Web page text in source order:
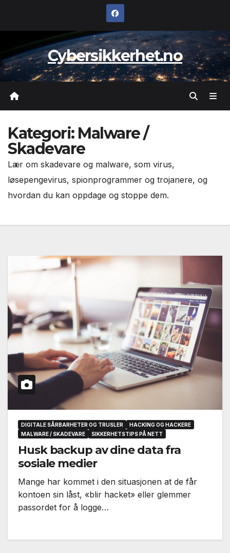
Cybersikkerhet.no
Kategori: Malware /
Skadevare
Lær om skadevare og malware, som virus,
løsepengevirus, spionprogrammer og trojanere, og
hvordan du kan oppdage og stoppe dem.
DIGITALE SÅRBARHETER OG TRUSLER
HACKING OG HACKERE
MALWARE / SKADEVARE
SIKKERHETSTIPS PÅ NETT
Husk backup av dine data fra
sosiale medier
Mange har kommet i den situasjonen at de får
kontoen sin låst, «blir hacket» eller glemmer
passordet for å logge…